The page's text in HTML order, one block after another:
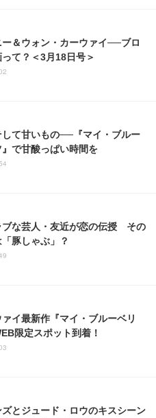
＆ウォン・カーウァイ──ブロ
て？＜3月18日号＞
して甘いもの──『マイ・ブルー
で甘酸っぱい時間を
ブな芸人・友近が恋の伝授 その
豚しゃぶ」？
イ最新作『マイ・ブルーベリ
限定スポット到着！
ズとジュード・ロウのキスシーン